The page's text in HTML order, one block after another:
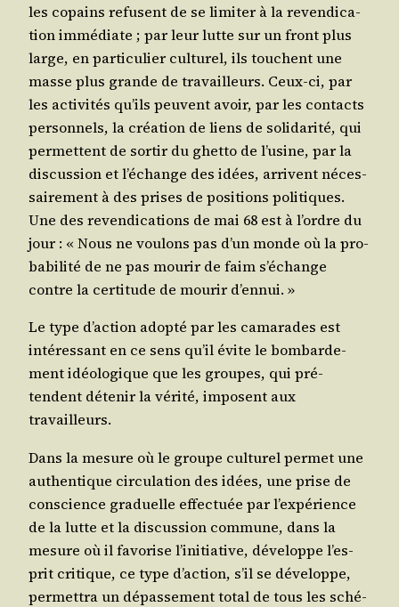
les copains refusent de se limi­ter à la reven­di­ca­
tion immé­diate ; par leur lutte sur un front plus
large, en par­ti­cu­lier cultu­rel, ils touchent une
masse plus grande de tra­vailleurs. Ceux-ci, par
les acti­vi­tés qu’ils peuvent avoir, par les contacts
per­son­nels, la créa­tion de liens de soli­da­ri­té, qui
per­mettent de sor­tir du ghet­to de l’u­sine, par la
dis­cus­sion et l’é­change des idées, arrivent néces­
sai­re­ment à des prises de posi­tions poli­tiques.
Une des reven­di­ca­tions de mai 68 est à l’ordre du
jour : « Nous ne vou­lons pas d’un monde où la pro­
ba­bi­li­té de ne pas mou­rir de faim s’é­change
contre la cer­ti­tude de mou­rir d’ennui. »
Le type d’ac­tion adop­té par les cama­rades est
inté­res­sant en ce sens qu’il évite le bom­bar­de­
ment idéo­lo­gique que les groupes, qui pré­
tendent déte­nir la véri­té, imposent aux
travailleurs.
Dans la mesure où le groupe cultu­rel per­met une
authen­tique cir­cu­la­tion des idées, une prise de
conscience gra­duelle effec­tuée par l’ex­pé­rience
de la lutte et la dis­cus­sion com­mune, dans la
mesure où il favo­rise l’i­ni­tia­tive, déve­loppe l’es­
prit cri­tique, ce type d’ac­tion, s’il se déve­loppe,
per­met­tra un dépas­se­ment total de tous les sché­